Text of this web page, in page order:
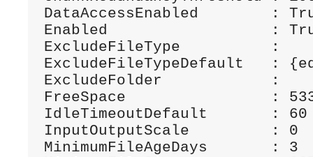
DataAccessEnabled        :
Enabled                  :
ExcludeFileType          :
ExcludeFileTypeDefault   :
ExcludeFolder            :
FreeSpace                :
IdleTimeoutDefault       : 60
InputOutputScale         : 0
MinimumFileAgeDays       : 3